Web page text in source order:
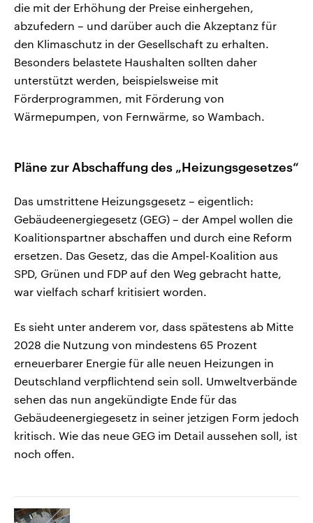
die mit der Erhöhung der Preise einhergehen,
abzufedern – und darüber auch die Akzeptanz für
den Klimaschutz in der Gesellschaft zu erhalten.
Besonders belastete Haushalten sollten daher
unterstützt werden, beispielsweise mit
Förderprogrammen, mit Förderung von
Wärmepumpen, von Fernwärme, so Wambach.
Pläne zur Abschaffung des „Heizungsgesetzes“
Das umstrittene Heizungsgesetz – eigentlich:
Gebäudeenergiegesetz (GEG) – der Ampel wollen die
Koalitionspartner abschaffen und durch eine Reform
ersetzen. Das Gesetz, das die Ampel-Koalition aus
SPD, Grünen und FDP auf den Weg gebracht hatte,
war vielfach scharf kritisiert worden.
Es sieht unter anderem vor, dass spätestens ab Mitte
2028 die Nutzung von mindestens 65 Prozent
erneuerbarer Energie für alle neuen Heizungen in
Deutschland verpflichtend sein soll. Umweltverbände
sehen das nun angekündigte Ende für das
Gebäudeenergiegesetz in seiner jetzigen Form jedoch
kritisch. Wie das neue GEG im Detail aussehen soll, ist
noch offen.